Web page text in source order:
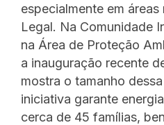
especialmente em
Legal. Na Comunidade
na Área de Proteção
a inauguração recente
mostra o tamanho
iniciativa garante
cerca de 45 famílias,